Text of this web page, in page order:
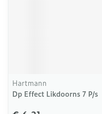
Hartmann
Dp Effect Likdoorns 7 P/s